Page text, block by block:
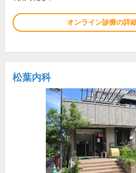
オンライン診療の詳
松葉内科